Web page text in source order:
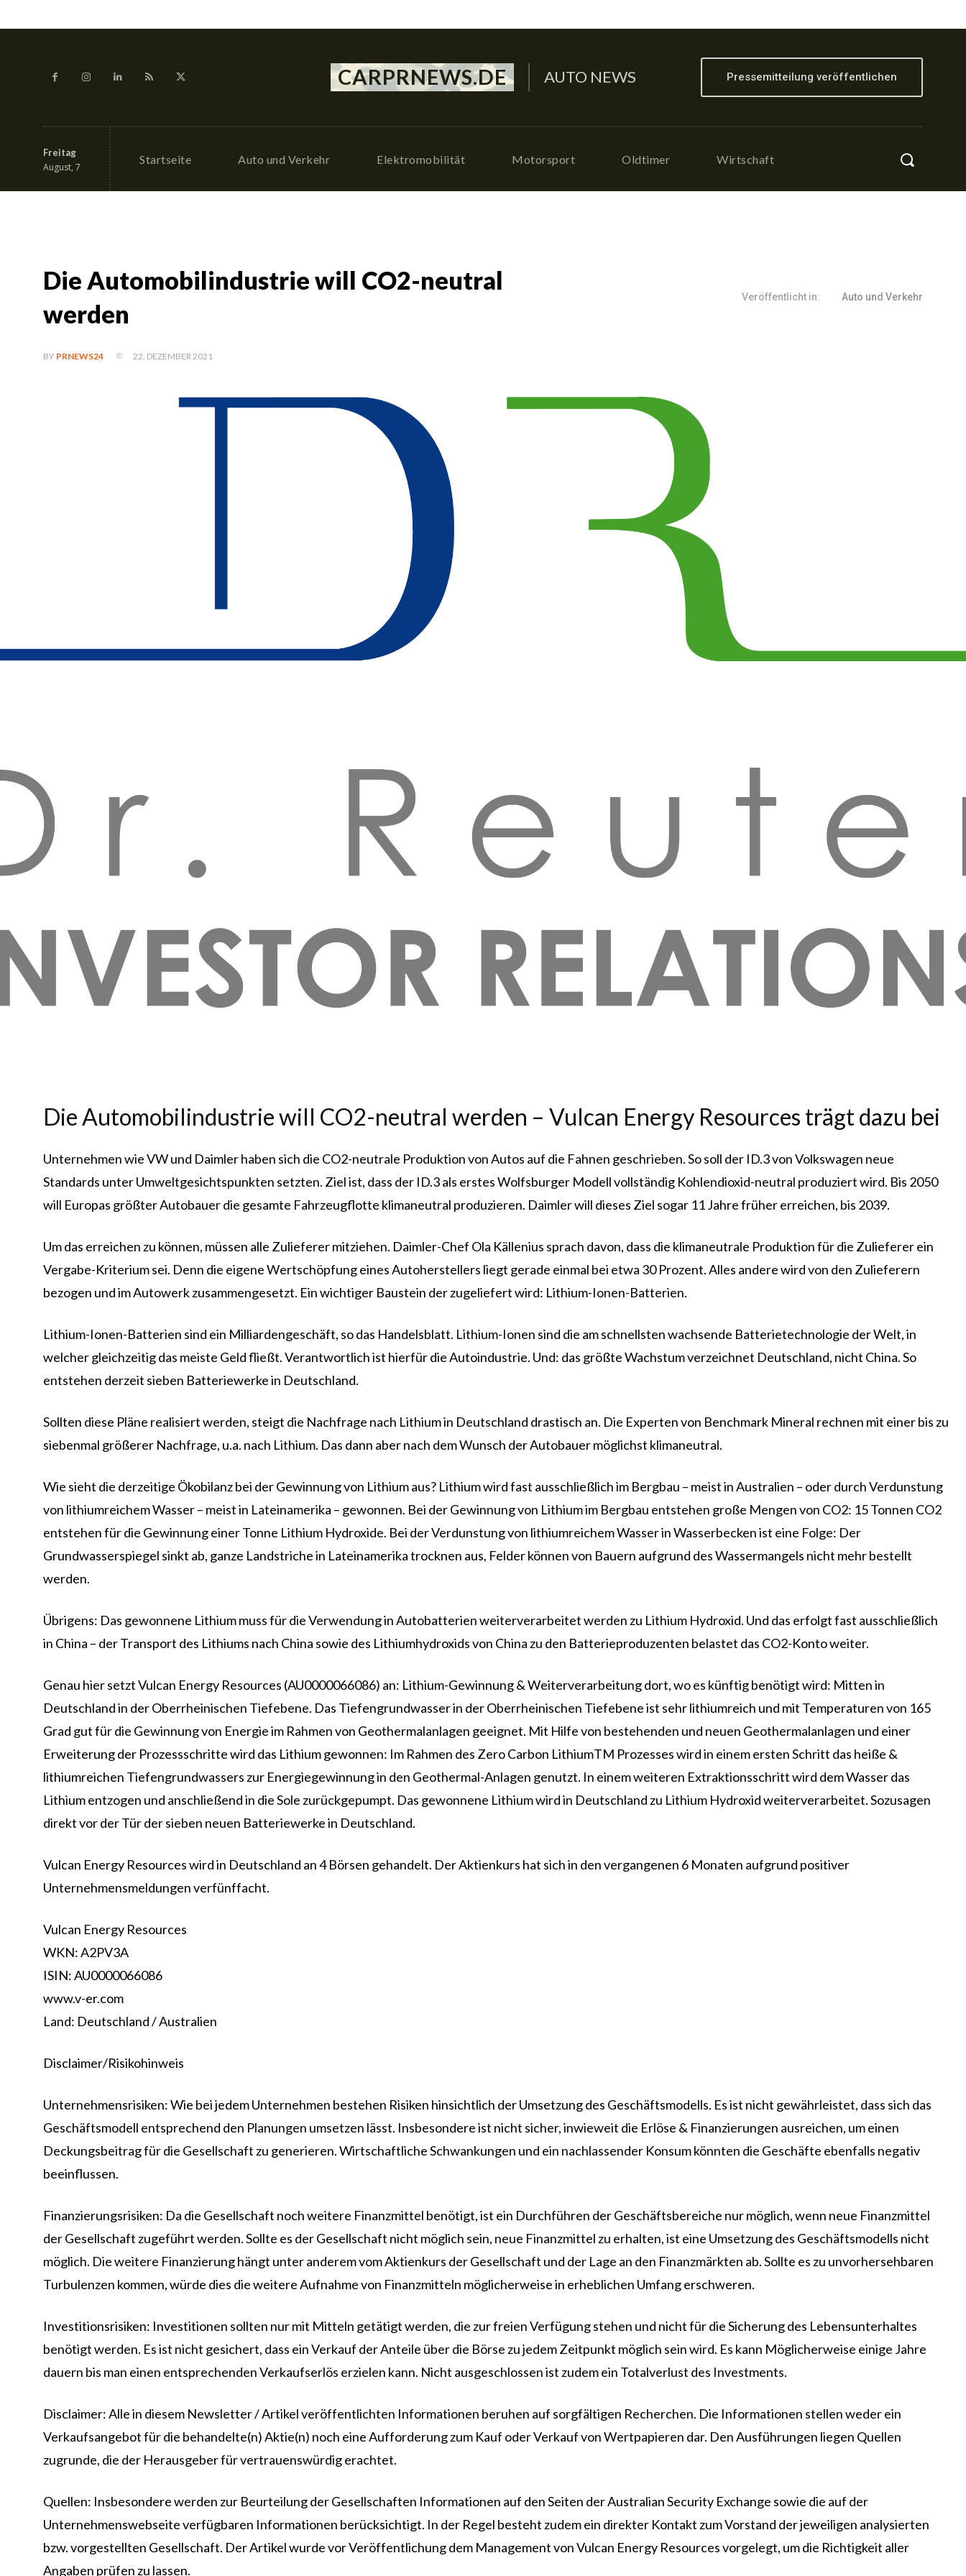
CARPRNEWS.DE AUTO NEWS Pressemitteilung veröffentlichen
Freitag
August, 7
Startseite Auto und Verkehr Elektromobilität Motorsport Oldtimer Wirtschaft
Die Automobilindustrie will CO2-neutral
werden
Veröffentlicht in: Auto und Verkehr
BY PRNEWS24 22. DEZEMBER 2021
Die Automobilindustrie will CO2-neutral werden – Vulcan Energy Resources trägt dazu bei
Unternehmen wie VW und Daimler haben sich die CO2-neutrale Produktion von Autos auf die Fahnen geschrieben. So soll der ID.3 von Volkswagen neue
Standards unter Umweltgesichtspunkten setzten. Ziel ist, dass der ID.3 als erstes Wolfsburger Modell vollständig Kohlendioxid-neutral produziert wird. Bis 2050
will Europas größter Autobauer die gesamte Fahrzeugflotte klimaneutral produzieren. Daimler will dieses Ziel sogar 11 Jahre früher erreichen, bis 2039.
Um das erreichen zu können, müssen alle Zulieferer mitziehen. Daimler-Chef Ola Källenius sprach davon, dass die klimaneutrale Produktion für die Zulieferer ein
Vergabe-Kriterium sei. Denn die eigene Wertschöpfung eines Autoherstellers liegt gerade einmal bei etwa 30 Prozent. Alles andere wird von den Zulieferern
bezogen und im Autowerk zusammengesetzt. Ein wichtiger Baustein der zugeliefert wird: Lithium-Ionen-Batterien.
Lithium-Ionen-Batterien sind ein Milliardengeschäft, so das Handelsblatt. Lithium-Ionen sind die am schnellsten wachsende Batterietechnologie der Welt, in
welcher gleichzeitig das meiste Geld fließt. Verantwortlich ist hierfür die Autoindustrie. Und: das größte Wachstum verzeichnet Deutschland, nicht China. So
entstehen derzeit sieben Batteriewerke in Deutschland.
Sollten diese Pläne realisiert werden, steigt die Nachfrage nach Lithium in Deutschland drastisch an. Die Experten von Benchmark Mineral rechnen mit einer bis zu
siebenmal größerer Nachfrage, u.a. nach Lithium. Das dann aber nach dem Wunsch der Autobauer möglichst klimaneutral.
Wie sieht die derzeitige Ökobilanz bei der Gewinnung von Lithium aus? Lithium wird fast ausschließlich im Bergbau – meist in Australien – oder durch Verdunstung
von lithiumreichem Wasser – meist in Lateinamerika – gewonnen. Bei der Gewinnung von Lithium im Bergbau entstehen große Mengen von CO2: 15 Tonnen CO2
entstehen für die Gewinnung einer Tonne Lithium Hydroxide. Bei der Verdunstung von lithiumreichem Wasser in Wasserbecken ist eine Folge: Der
Grundwasserspiegel sinkt ab, ganze Landstriche in Lateinamerika trocknen aus, Felder können von Bauern aufgrund des Wassermangels nicht mehr bestellt
werden.
Übrigens: Das gewonnene Lithium muss für die Verwendung in Autobatterien weiterverarbeitet werden zu Lithium Hydroxid. Und das erfolgt fast ausschließlich
in China – der Transport des Lithiums nach China sowie des Lithiumhydroxids von China zu den Batterieproduzenten belastet das CO2-Konto weiter.
Genau hier setzt Vulcan Energy Resources (AU0000066086) an: Lithium-Gewinnung & Weiterverarbeitung dort, wo es künftig benötigt wird: Mitten in
Deutschland in der Oberrheinischen Tiefebene. Das Tiefengrundwasser in der Oberrheinischen Tiefebene ist sehr lithiumreich und mit Temperaturen von 165
Grad gut für die Gewinnung von Energie im Rahmen von Geothermalanlagen geeignet. Mit Hilfe von bestehenden und neuen Geothermalanlagen und einer
Erweiterung der Prozessschritte wird das Lithium gewonnen: Im Rahmen des Zero Carbon LithiumTM Prozesses wird in einem ersten Schritt das heiße &
lithiumreichen Tiefengrundwassers zur Energiegewinnung in den Geothermal-Anlagen genutzt. In einem weiteren Extraktionsschritt wird dem Wasser das
Lithium entzogen und anschließend in die Sole zurückgepumpt. Das gewonnene Lithium wird in Deutschland zu Lithium Hydroxid weiterverarbeitet. Sozusagen
direkt vor der Tür der sieben neuen Batteriewerke in Deutschland.
Vulcan Energy Resources wird in Deutschland an 4 Börsen gehandelt. Der Aktienkurs hat sich in den vergangenen 6 Monaten aufgrund positiver
Unternehmensmeldungen verfünffacht.
Vulcan Energy Resources
WKN: A2PV3A
ISIN: AU0000066086
www.v-er.com
Land: Deutschland / Australien
Disclaimer/Risikohinweis
Unternehmensrisiken: Wie bei jedem Unternehmen bestehen Risiken hinsichtlich der Umsetzung des Geschäftsmodells. Es ist nicht gewährleistet, dass sich das
Geschäftsmodell entsprechend den Planungen umsetzen lässt. Insbesondere ist nicht sicher, inwieweit die Erlöse & Finanzierungen ausreichen, um einen
Deckungsbeitrag für die Gesellschaft zu generieren. Wirtschaftliche Schwankungen und ein nachlassender Konsum könnten die Geschäfte ebenfalls negativ
beeinflussen.
Finanzierungsrisiken: Da die Gesellschaft noch weitere Finanzmittel benötigt, ist ein Durchführen der Geschäftsbereiche nur möglich, wenn neue Finanzmittel
der Gesellschaft zugeführt werden. Sollte es der Gesellschaft nicht möglich sein, neue Finanzmittel zu erhalten, ist eine Umsetzung des Geschäftsmodells nicht
möglich. Die weitere Finanzierung hängt unter anderem vom Aktienkurs der Gesellschaft und der Lage an den Finanzmärkten ab. Sollte es zu unvorhersehbaren
Turbulenzen kommen, würde dies die weitere Aufnahme von Finanzmitteln möglicherweise in erheblichen Umfang erschweren.
Investitionsrisiken: Investitionen sollten nur mit Mitteln getätigt werden, die zur freien Verfügung stehen und nicht für die Sicherung des Lebensunterhaltes
benötigt werden. Es ist nicht gesichert, dass ein Verkauf der Anteile über die Börse zu jedem Zeitpunkt möglich sein wird. Es kann Möglicherweise einige Jahre
dauern bis man einen entsprechenden Verkaufserlös erzielen kann. Nicht ausgeschlossen ist zudem ein Totalverlust des Investments.
Disclaimer: Alle in diesem Newsletter / Artikel veröffentlichten Informationen beruhen auf sorgfältigen Recherchen. Die Informationen stellen weder ein
Verkaufsangebot für die behandelte(n) Aktie(n) noch eine Aufforderung zum Kauf oder Verkauf von Wertpapieren dar. Den Ausführungen liegen Quellen
zugrunde, die der Herausgeber für vertrauenswürdig erachtet.
Quellen: Insbesondere werden zur Beurteilung der Gesellschaften Informationen auf den Seiten der Australian Security Exchange sowie die auf der
Unternehmenswebseite verfügbaren Informationen berücksichtigt. In der Regel besteht zudem ein direkter Kontakt zum Vorstand der jeweiligen analysierten
bzw. vorgestellten Gesellschaft. Der Artikel wurde vor Veröffentlichung dem Management von Vulcan Energy Resources vorgelegt, um die Richtigkeit aller
Angaben prüfen zu lassen.